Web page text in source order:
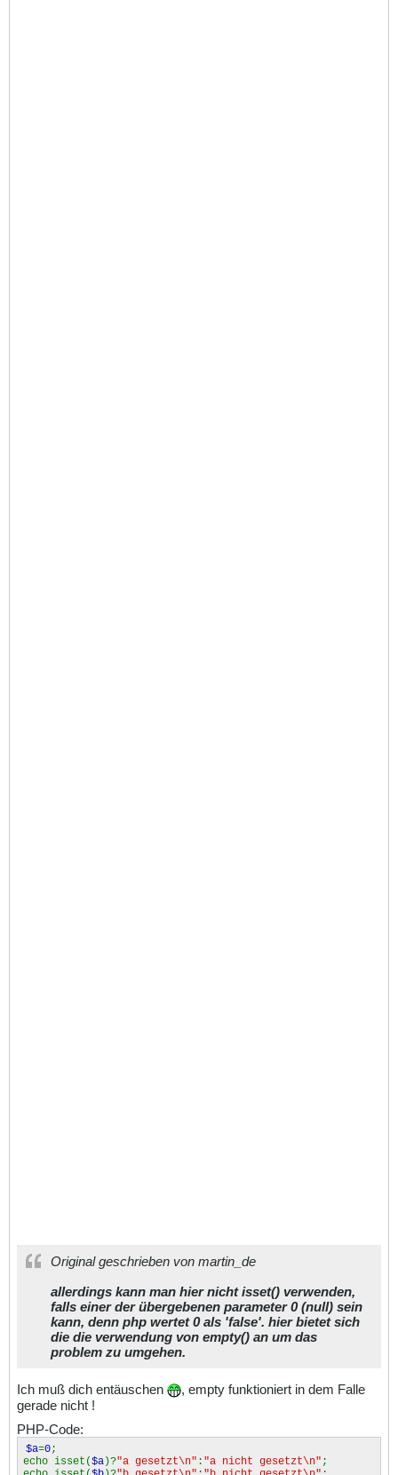
Original geschrieben von martin_de
allerdings kann man hier nicht isset() verwenden,
falls einer der übergebenen parameter 0 (null) sein
kann, denn php wertet 0 als 'false'. hier bietet sich
die die verwendung von empty() an um das
problem zu umgehen.
Ich muß dich entäuschen
, empty funktioniert in dem Falle
gerade nicht !
PHP-Code:
$a=0;
echo isset($a)?"a gesetzt\n" : "a nicht gesetzt\n" ;